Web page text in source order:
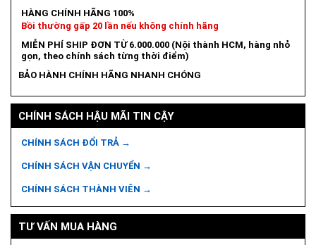
HÀNG CHÍNH HÃNG 100%
Bồi thường gấp 20 lần nếu không chính hãng
MIỄN PHÍ SHIP ĐƠN TỪ 6.000.000 (Nội thành HCM, hàng nhỏ
gọn, theo chính sách từng thời điểm)
BẢO HÀNH CHÍNH HÃNG NHANH CHÓNG
CHÍNH SÁCH HẬU MÃI TIN CẬY
CHÍNH SÁCH ĐỔI TRẢ →
CHÍNH SÁCH VẬN CHUYỂN →
CHÍNH SÁCH THÀNH VIÊN →
TƯ VẤN MUA HÀNG